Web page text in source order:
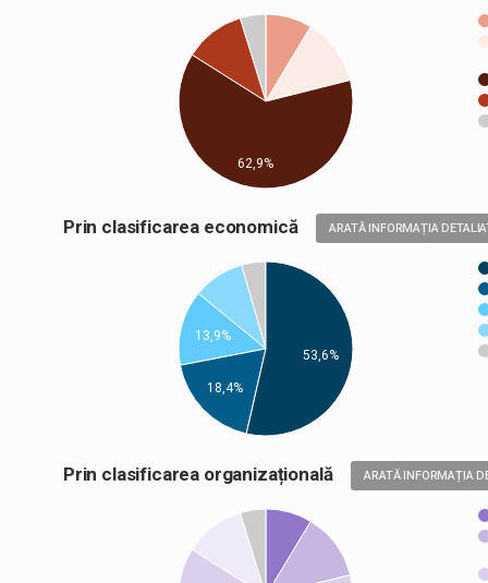
62,9%
Prin clasificarea economică ARATĂ INFORMAȚIA
13,9%
18,4%
53,6%
Prin clasificarea organizațională ARATĂ INFORMAȚIA